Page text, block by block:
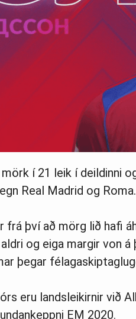
í 21 leik í deildinni
Real Madrid og Roma.
frá því að mörg lið hafi
og eiga margir von á
þegar
eru lands­leik­irn­ir við
EM 2020.